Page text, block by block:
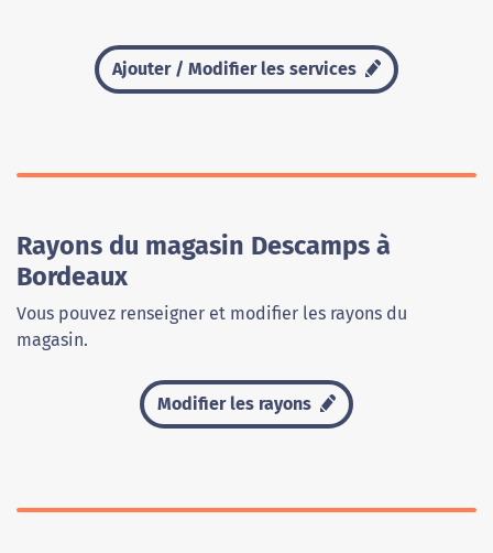
Ajouter / Modifier les services
Rayons du magasin Descamps à
Bordeaux
Vous pouvez renseigner et modifier les rayons du
magasin.
Modifier les rayons